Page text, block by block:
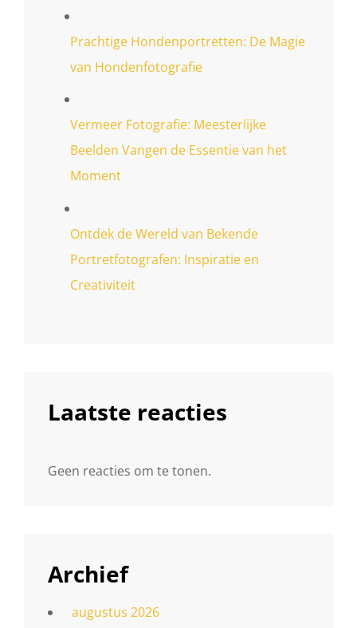
Prachtige Hondenportretten: De Magie
van Hondenfotografie
Vermeer Fotografie: Meesterlijke
Beelden Vangen de Essentie van het
Moment
Ontdek de Wereld van Bekende
Portretfotografen: Inspiratie en
Creativiteit
Laatste reacties
Geen reacties om te tonen.
Archief
augustus 2026